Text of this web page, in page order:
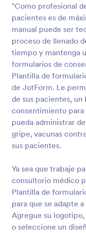
"Como profesional
pacientes es de
manual puede ser
proceso de llenado
tiempo y mantenga
formularios de
Plantilla de
de JotForm. Le
de sus pacientes,
consentimiento para
pueda administrar
gripe, vacunas
sus pacientes.
Ya sea que trabaje
consultorio médico
Plantilla de
para que se adapte
Agregue su
o seleccione un